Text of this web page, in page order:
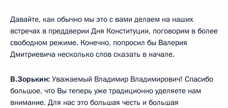
Давайте, как обычно мы это с вами делаем на наших
встречах в преддверии Дня Конституции, поговорим в более
свободном режиме. Конечно, попросил бы Валерия
Дмитриевича несколько слов сказать в начале.
В.Зорькин: Уважаемый Владимир Владимирович! Спасибо
большое, что Вы теперь уже традиционно уделяете нам
внимание. Для нас это большая честь и большая